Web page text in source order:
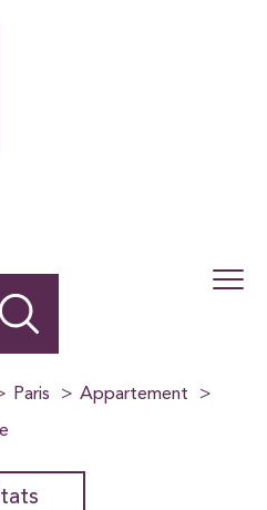
Paris
Appartement